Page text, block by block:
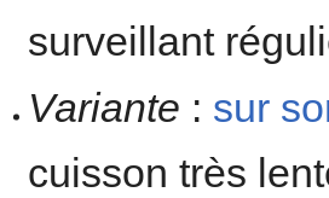
surveillant
Variante : sur
cuisson très